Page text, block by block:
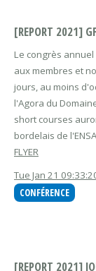
[REPORT 2021]
Le congrès
aux membres et
jours, au moins
l'Agora du
short courses
bordelais de
FLYER
Tue Jan 21
CONFÉRENCE
[REPORT 2021]